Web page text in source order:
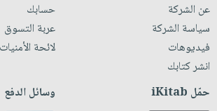
عن الشركة
سياسة الشركة
فيديوهات
انشر كتابك
حسابك
عربة التسوق
لائحة الأمنيات
حمّل iKitab وسائل الدفع